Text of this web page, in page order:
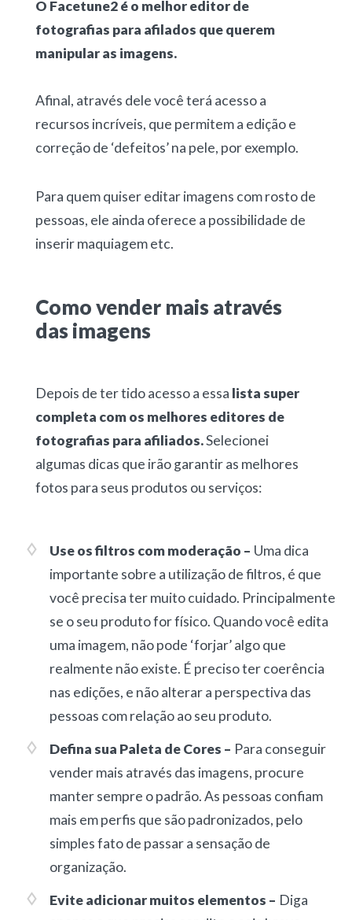
O Facetune2 é o melhor editor de
fotografias para afilados que querem
manipular as imagens.
Afinal, através dele você terá acesso a
recursos incríveis, que permitem a edição e
correção de ‘defeitos’ na pele, por exemplo.
Para quem quiser editar imagens com rosto de
pessoas, ele ainda oferece a possibilidade de
inserir maquiagem etc.
Como vender mais através
das imagens
Depois de ter tido acesso a essa lista super
completa com os melhores editores de
fotografias para afiliados.Selecionei
algumas dicas que irão garantir as melhores
fotos para seus produtos ou serviços:
Use os filtros com moderação – Uma dica
importante sobre a utilização de filtros, é que
você precisa ter muito cuidado. Principalmente
se o seu produto for físico. Quando você edita
uma imagem, não pode ‘forjar’ algo que
realmente não existe. É preciso ter coerência
nas edições, e não alterar a perspectiva das
pessoas com relação ao seu produto.
Defina sua Paleta de Cores – Para conseguir
vender mais através das imagens, procure
manter sempre o padrão. As pessoas confiam
mais em perfis que são padronizados, pelo
simples fato de passar a sensação de
organização.
Evite adicionar muitos elementos – Diga